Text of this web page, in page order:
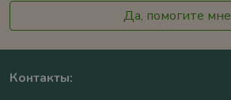
Да, помогите мне
Контакты: